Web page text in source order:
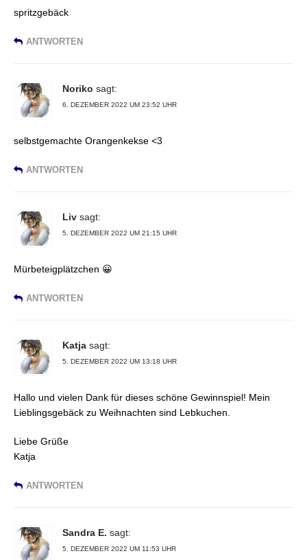
spritzgebäck
ANTWORTEN
Noriko sagt:
6. DEZEMBER 2022 UM 23:52 UHR
selbstgemachte Orangenkekse <3
ANTWORTEN
Liv sagt:
5. DEZEMBER 2022 UM 21:15 UHR
Mürbeteigplätzchen 😀
ANTWORTEN
Katja sagt:
5. DEZEMBER 2022 UM 13:18 UHR
Hallo und vielen Dank für dieses schöne Gewinnspiel! Mein
Lieblingsgebäck zu Weihnachten sind Lebkuchen.
Liebe Grüße
Katja
ANTWORTEN
Sandra E. sagt:
5. DEZEMBER 2022 UM 11:53 UHR